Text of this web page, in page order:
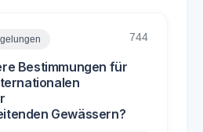
744
Bestimmungen für
Gewässern?